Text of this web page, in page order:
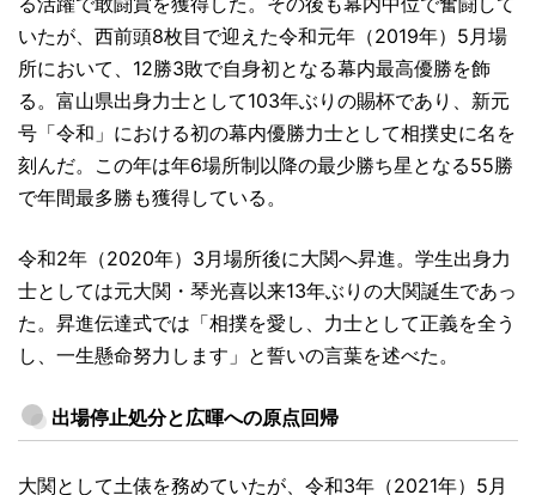
いたが、西前頭8枚目で迎えた令和元年（2019年）5月場
所において、12勝3敗で自身初となる幕内最高優勝を飾
る。富山県出身力士として103年ぶりの賜杯であり、新元
号「令和」における初の幕内優勝力士として相撲史に名を
刻んだ。この年は年6場所制以降の最少勝ち星となる55勝
で年間最多勝も獲得している。
令和2年（2020年）3月場所後に大関へ昇進。学生出身力
士としては元大関・琴光喜以来13年ぶりの大関誕生であっ
た。昇進伝達式では「相撲を愛し、力士として正義を全う
し、一生懸命努力します」と誓いの言葉を述べた。
出場停止処分と広暉への原点回帰
大関として土俵を務めていたが、令和3年（2021年）5月